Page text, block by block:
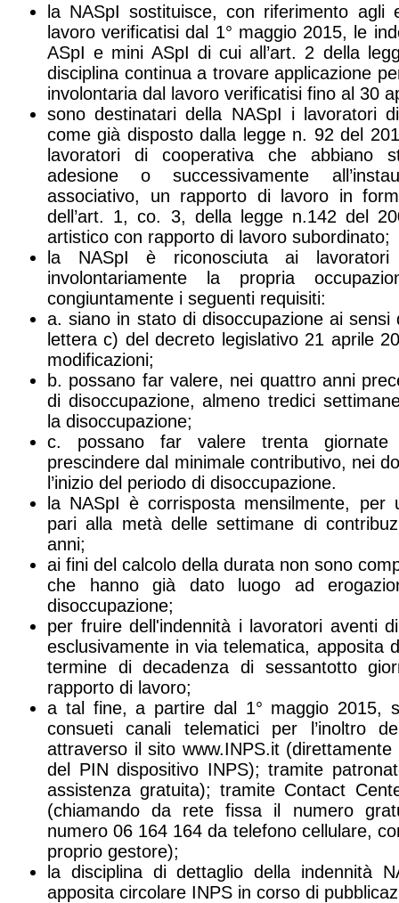
la NASpI sostituisce, con riferimento agli
lavoro verificatisi dal 1° maggio 2015, le
ASpI e mini ASpI di cui all’art. 2 della
disciplina continua a trovare applicazione
involontaria dal lavoro verificatisi fino al 30
sono destinatari della NASpI i lavoratori
come già disposto dalla legge n. 92 del
lavoratori di cooperativa che abbiano
adesione o successivamente
associativo, un rapporto di lavoro in
dell’art. 1, co. 3, della legge n.142 del
artistico con rapporto di lavoro subordinato;
la NASpI è riconosciuta ai lavoratori
involontariamente la propria
congiuntamente i seguenti requisiti:
a. siano in stato di disoccupazione ai
lettera c) del decreto legislativo 21 aprile
modificazioni;
b. possano far valere, nei quattro anni
di disoccupazione, almeno tredici
la disoccupazione;
c. possano far valere trenta
prescindere dal minimale contributivo, nei
l’inizio del periodo di disoccupazione.
la NASpI è corrisposta mensilmente, per
pari alla metà delle settimane di
anni;
ai fini del calcolo della durata non sono
che hanno già dato luogo ad
disoccupazione;
per fruire dell'indennità i lavoratori aventi
esclusivamente in via telematica, apposita
termine di decadenza di sessantotto
rapporto di lavoro;
a tal fine, a partire dal 1° maggio 2015,
consueti canali telematici per l’inoltro
attraverso il sito www.INPS.it
del PIN dispositivo INPS); tramite
assistenza gratuita); tramite Contact
(chiamando da rete fissa il numero
numero 06 164 164 da telefono cellulare,
proprio gestore);
la disciplina di dettaglio della indennità
apposita circolare INPS in corso di